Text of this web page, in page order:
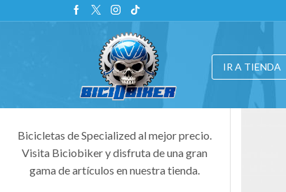
IR A TIENDA
Bicicletas de Specialized al mejor precio.
Visita Biciobiker y disfruta de una gran
gama de artículos en nuestra tienda.